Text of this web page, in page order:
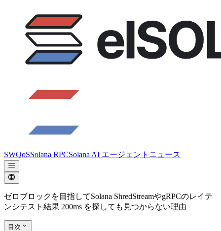
SWQoSSolana RPCSolana AI エージェント ニュース
ゼロブロックを目指してSolana ShredStreamやgRPCのレイテ
ンシテスト結果 200ms を探しても見つからない理由
目次